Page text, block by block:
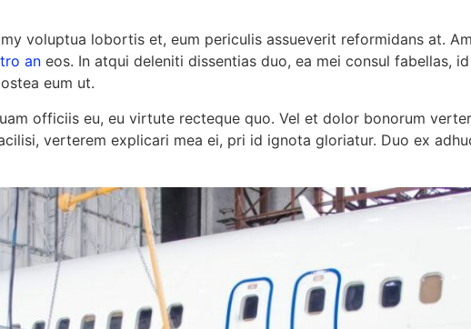
voluptua lobortis et, eum periculis assueverit reformidans at.
an eos. In atqui deleniti dissentias duo, ea mei consul fabellas,
eum ut.
officiis eu, eu virtute recteque quo. Vel et dolor bonorum
verterem explicari mea ei, pri id ignota gloriatur. Duo ex